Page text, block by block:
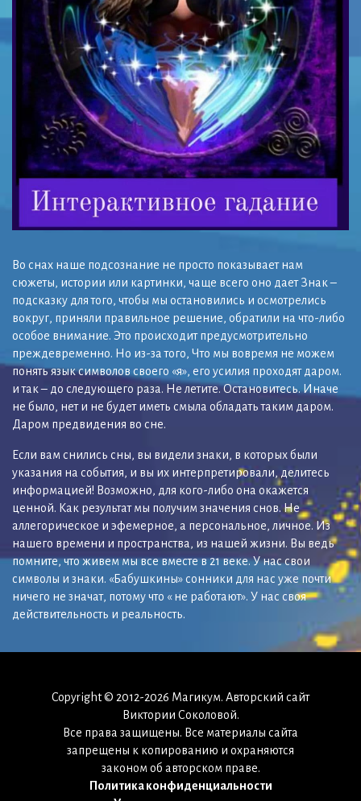
Во снах наше подсознание не просто показывает нам
сюжеты, истории или картинки, чаще всего оно дает Знак –
подсказку для того, чтобы мы остановились и осмотрелись
вокруг, приняли правильное решение, обратили на что-либо
особое внимание. Это происходит предусмотрительно
преждевременно. Но из-за того, Что мы вовремя не можем
понять язык символов своего «я», его усилия проходят даром.
и так – до следующего раза. Не летите. Остановитесь. Иначе
не было, нет и не будет иметь смыла обладать таким даром.
Даром предвидения во сне.
Если вам снились сны, вы видели знаки, в которых были
указания на события, и вы их интерпретировали, делитесь
информацией! Возможно, для кого-либо она окажется
ценной. Как результат мы получим значения снов. Не
аллегорическое и эфемерное, а персональное, личное. Из
нашего времени и пространства, из нашей жизни. Вы ведь
помните, что живем мы все вместе в 21 веке. У нас свои
символы и знаки. «Бабушкины» сонники для нас уже почти
ничего не значат, потому что « не работают». У нас своя
действительность и реальность.
Copyright © 2012-2026 Магикум. Авторский сайт
Виктории Соколовой.
Все права защищены. Все материалы сайта
запрещены к копированию и охраняются
законом об авторском праве.
Политика конфиденциальности